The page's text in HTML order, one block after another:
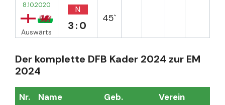
8.10.2020
Auswärts
N
3:0
45`
Der komplette DFB Kader 2024 zur EM
2024
Nr. Name Geb. Verein